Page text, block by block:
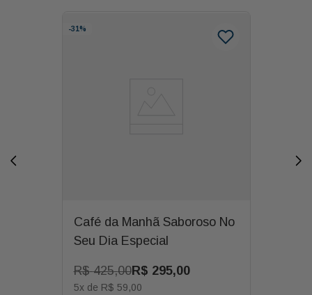
-31%
Café da Manhã Saboroso No
Seu Dia Especial
R$ 425,00R$ 295,00
5x de R$ 59,00